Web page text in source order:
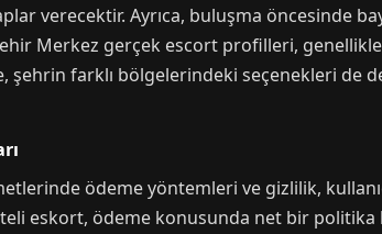
verecektir. Ayrıca, buluşma öncesinde
Merkez gerçek escort profilleri,
şehrin farklı bölgelerindeki seçenekleri de
ödeme yöntemleri ve gizlilik,
eskort, ödeme konusunda net bir